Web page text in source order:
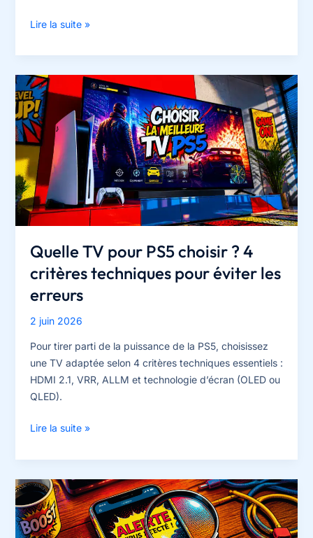
Téléviseurs
:
OLED
Meta
contre
QD-
OLED,
le
duel
des
technologies
de
Lire la suite »
Quelle TV pour PS5 choisir ? 4
critères techniques pour éviter les
erreurs
2 juin 2026
Pour tirer parti de la puissance de la PS5, choisissez
une TV adaptée selon 4 critères techniques essentiels :
HDMI 2.1, VRR, ALLM et technologie d’écran (OLED ou
QLED).
Quelle
pour
PS5
choisir
?
4
Lire la suite »